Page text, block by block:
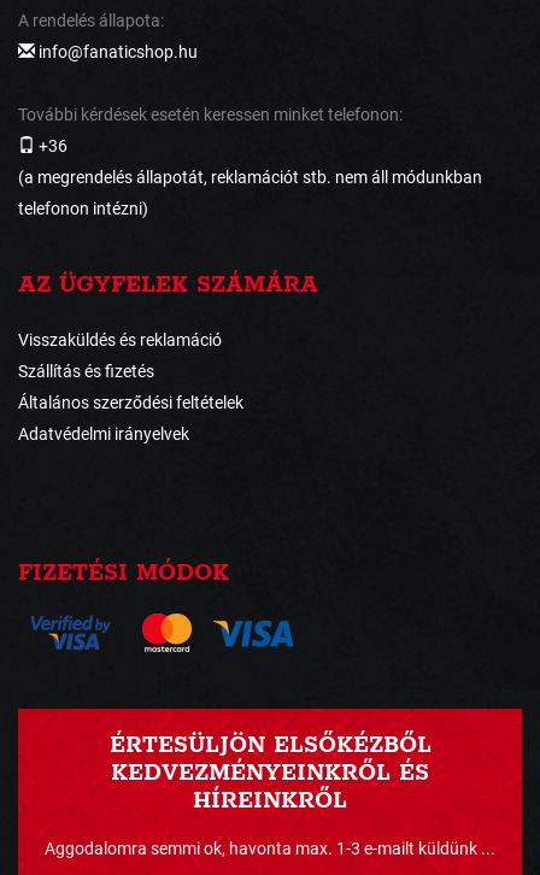
A rendelés állapota:
info@fanaticshop.hu
További kérdések esetén keressen minket telefonon:
+36
(a megrendelés állapotát, reklamációt stb. nem áll módunkban
telefonon intézni)
AZ ÜGYFELEK SZÁMÁRA
Visszaküldés és reklamáció
Szállítás és fizetés
Általános szerződési feltételek
Adatvédelmi irányelvek
FIZETÉSI MÓDOK
ÉRTESÜLJÖN ELSŐKÉZBŐL
KEDVEZMÉNYEINKRŐL ÉS
HÍREINKRŐL
Aggodalomra semmi ok, havonta max. 1-3 e-mailt küldünk ...